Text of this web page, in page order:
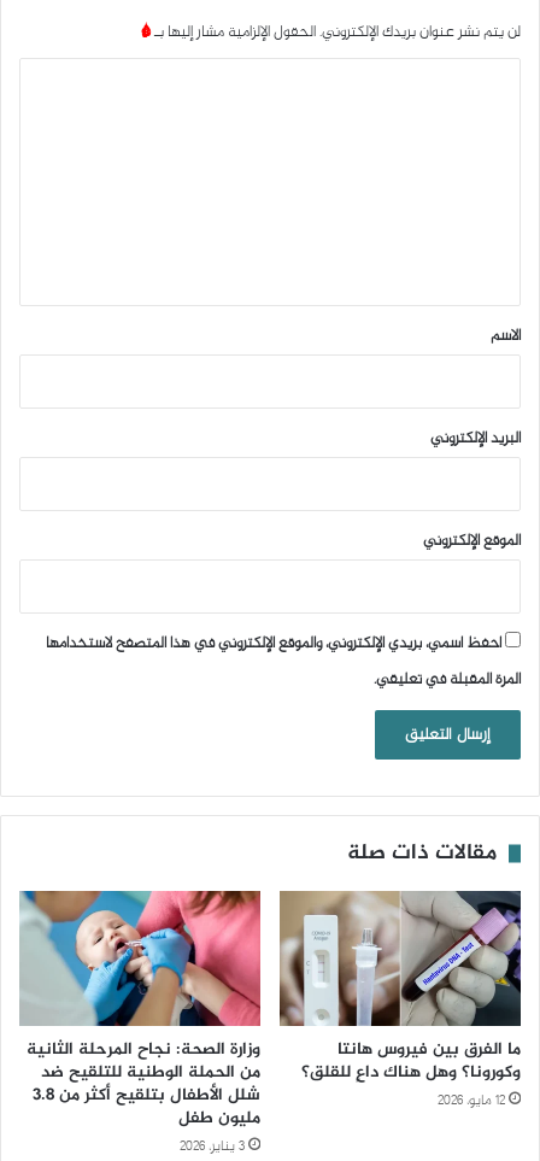
لن يتم نشر عنوان بريدك الإلكتروني.الحقول الإلزامية مشار إليها بـ*
*
الاسم
البريد الإلكتروني
الموقع الإلكتروني
احفظ اسمي، بريدي الإلكتروني، والموقع الإلكتروني في هذا المتصفح لاستخدامها
المرة المقبلة في تعليقي.
مقالات ذات صلة
ما الفرق بين فيروس هانتا
وكورونا؟ وهل هناك داعٍ للقلق؟
12 مايو، 2026
وزارة الصحة: نجاح المرحلة الثانية
من الحملة الوطنية للتلقيح ضد
شلل الأطفال بتلقيح أكثر من 3.8
مليون طفل
3 يناير، 2026